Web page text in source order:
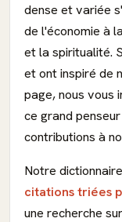
dense et variée
de l'économie à
et la spiritualité.
et ont inspiré de
page, nous vous
ce grand
contributions à
Notre
citations triées
une recherche